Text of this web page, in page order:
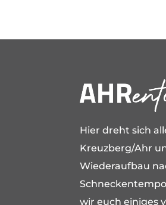
Hier dreht sich
Kreuzberg/Ahr
Wiederaufbau
wir euch einiges